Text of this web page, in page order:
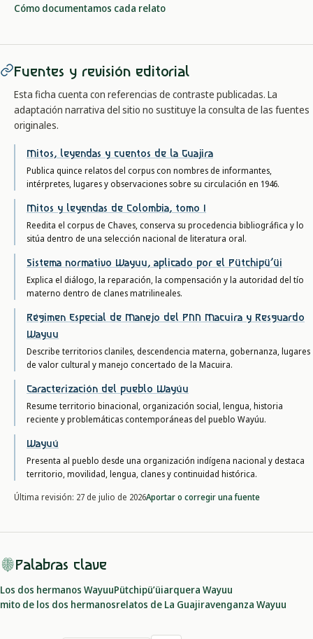
Cómo documentamos cada relato
Fuentes y revisión editorial
Esta ficha cuenta con referencias de contraste publicadas. La
adaptación narrativa del sitio no sustituye la consulta de las fuentes
originales.
Mitos, leyendas y cuentos de la Guajira
Publica quince relatos del corpus con nombres de informantes,
intérpretes, lugares y observaciones sobre su circulación en 1946.
Mitos y leyendas de Colombia, tomo I
Reedita el corpus de Chaves, conserva su procedencia bibliográfica y lo
sitúa dentro de una selección nacional de literatura oral.
Sistema normativo Wayuu, aplicado por el Pütchipü’üi
Explica el diálogo, la reparación, la compensación y la autoridad del tío
materno dentro de clanes matrilineales.
Régimen Especial de Manejo del PNN Macuira y Resguardo
Wayuu
Describe territorios claniles, descendencia materna, gobernanza, lugares
de valor cultural y manejo concertado de la Macuira.
Caracterización del pueblo Wayúu
Resume territorio binacional, organización social, lengua, historia
reciente y problemáticas contemporáneas del pueblo Wayúu.
Wayuú
Presenta al pueblo desde una organización indígena nacional y destaca
territorio, movilidad, lengua, clanes y continuidad histórica.
Última revisión: 27 de julio de 2026Aportar o corregir una fuente
Palabras clave
Los dos hermanos WayuuPütchipü’üiarquera Wayuu
mito de los dos hermanosrelatos de La Guajiravenganza Wayuu